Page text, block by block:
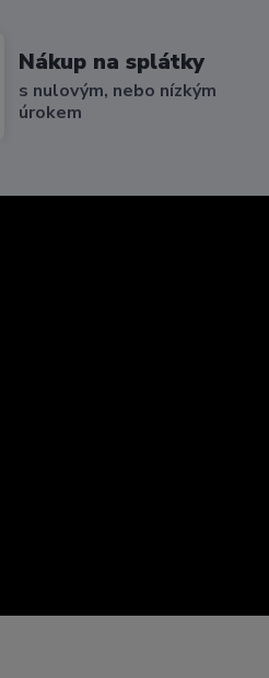
Nákup na splátky
s nulovým, nebo nízkým
úrokem